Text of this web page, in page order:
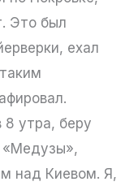
Это был
ехал
утра, беру
«Медузы»,
над Киевом. Я,